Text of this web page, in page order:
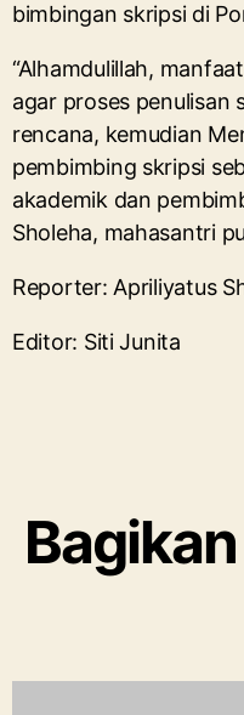
bimbingan skripsi di
“Alhamdulillah,
agar proses penulisan
rencana, kemudian
pembimbing skripsi
akademik dan
Sholeha, mahasantri
Reporter: Apriliyatus
Editor: Siti Junita